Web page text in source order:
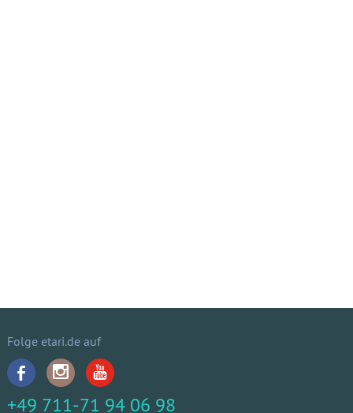
Folge etari.de auf
+49 711-71 94 06 98